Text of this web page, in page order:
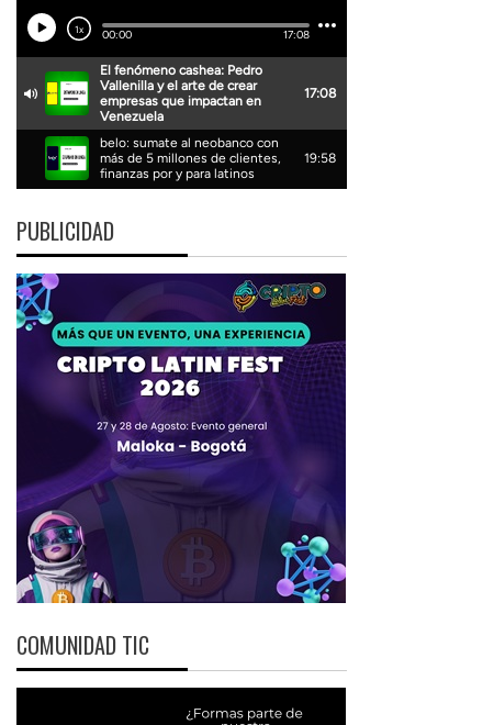
PUBLICIDAD
COMUNIDAD TIC